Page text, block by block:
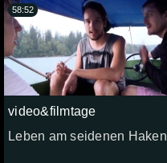
video&filmtage
Leben am seidenen Haken
58:52